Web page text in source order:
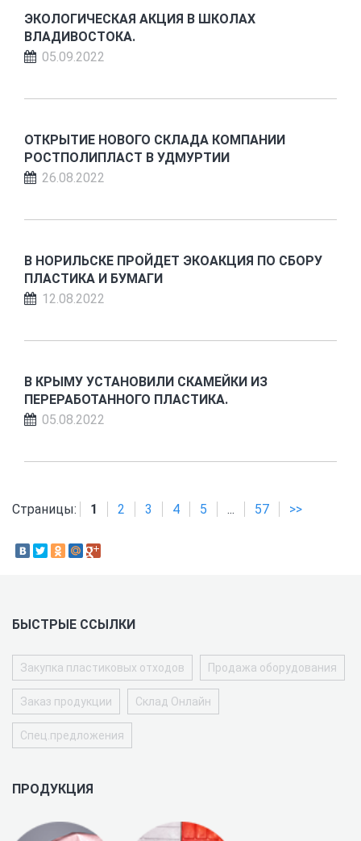
ЭКОЛОГИЧЕСКАЯ АКЦИЯ В ШКОЛАХ
ВЛАДИВОСТОКА.
05.09.2022
ОТКРЫТИЕ НОВОГО СКЛАДА КОМПАНИИ
РОСТПОЛИПЛАСТ В УДМУРТИИ
26.08.2022
В НОРИЛЬСКЕ ПРОЙДЕТ ЭКОАКЦИЯ ПО СБОРУ
ПЛАСТИКА И БУМАГИ
12.08.2022
В КРЫМУ УСТАНОВИЛИ СКАМЕЙКИ ИЗ
ПЕРЕРАБОТАННОГО ПЛАСТИКА.
05.08.2022
Страницы: 1 2 3 4 5 ... 57 >>
БЫСТРЫЕ ССЫЛКИ
Закупка пластиковых отходов Продажа оборудования
Заказ продукции Склад Онлайн
Спец.предложения
ПРОДУКЦИЯ